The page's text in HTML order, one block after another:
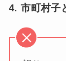
4. 市町村子